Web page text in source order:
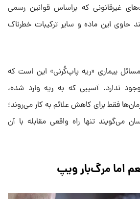
غیرقانونی که براساس قوانین رسمی
حاوی این ماده و سایر ترکیبات خطرناک
مسائل بیماری «ریه پاپ‌کُرنی» این است که
ندارد. آسیبی که به ریه وارد شده،
فقط برای کاهش علائم به کار می‌روند؛
می‌گویند تنها راه واقعی مقابله با آن
اما مرگ‌بار ویپ